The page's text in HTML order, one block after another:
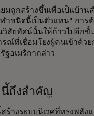
ยมถูกสร้างขึ้นเพื่อเป็นบ้า
าชนิดนี้เป็นตัวแทน" การ
วิสัยทัศน์นั้นให้ก้าวไปอีก
รณ์ที่เชื่อมโยงผู้คนเข้าด้ว
ฐอเมริกากล่าว
นี้ถึงสำคัญ
ร้างระบบนิเวศที่ทรงพลัง